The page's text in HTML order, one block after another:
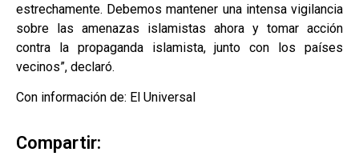
estrechamente. Debemos mantener una intensa vigilancia
sobre las amenazas islamistas ahora y tomar acción
contra la propaganda islamista, junto con los países
vecinos”, declaró.
Con información de: El Universal
Compartir: